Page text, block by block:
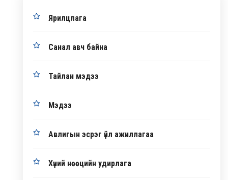
Ярилцлага
Санал авч байна
Тайлан мэдээ
Мэдээ
Авлигын эсрэг үйл ажиллагаа
Хүний нөөцийн удирлага